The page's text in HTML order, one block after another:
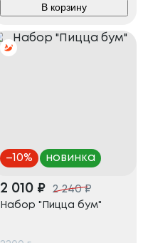
В корзину
–10% новинка
2 010 ₽ 2 240₽
Набор "Пицца бум"